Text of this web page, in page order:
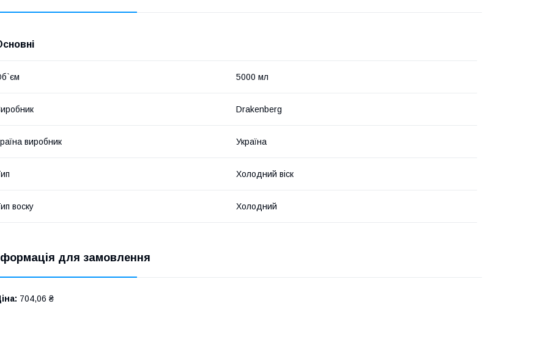
5000 мл
Drakenberg
виробник Україна
Холодний віск
воску Холодний
для замовлення
704,06 ₴